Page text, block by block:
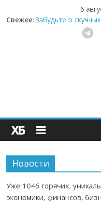
6
Свежее:
Секрет
пребиотиками
здорового питания
Как простая
не забывать о
Новости
Уже 1046 горячих,
экономики, финансов,